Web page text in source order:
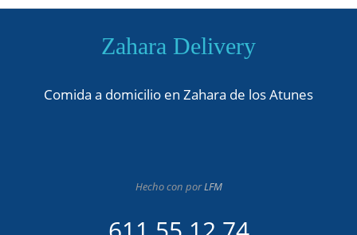
Zahara Delivery
Comida a domicilio en Zahara de los Atunes
Hecho con porLFM